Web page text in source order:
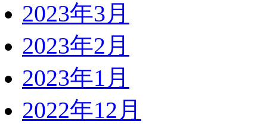
2023年3月
2023年2月
2023年1月
2022年12月